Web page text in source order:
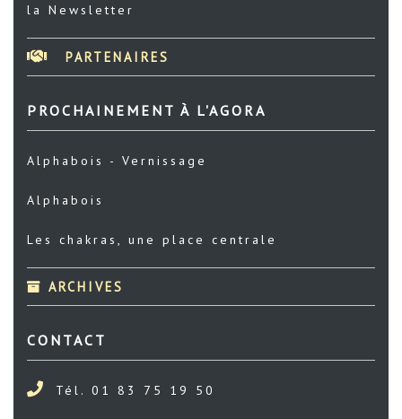
la Newsletter
PARTENAIRES
PROCHAINEMENT À L'AGORA
Alphabois - Vernissage
Alphabois
Les chakras, une place centrale
ARCHIVES
CONTACT
Tél. 01 83 75 19 50